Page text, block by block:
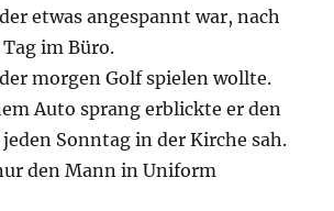
etwas angespannt war, nach
im Büro.
morgen Golf spielen wollte.
Auto sprang erblickte er den
Sonntag in der Kirche sah.
den Mann in Uniform